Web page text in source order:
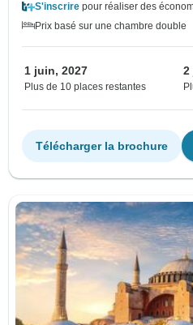
S'inscrire pour réaliser des
Prix basé sur une chambre double
1 juin, 2027
Plus de 10 places restantes
2
Télécharger la brochure